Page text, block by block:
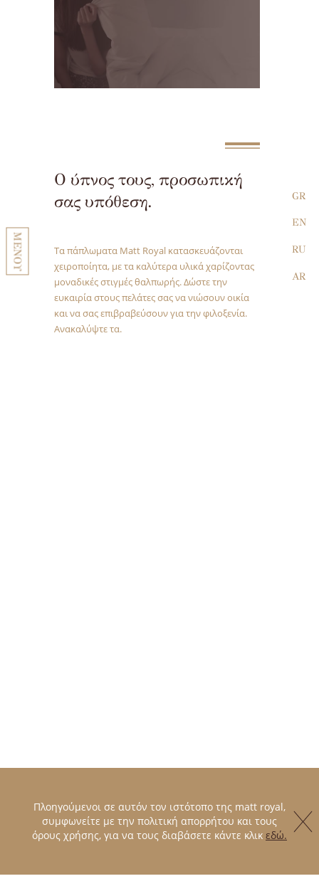
ΜΕΝΟΥ
GR
EN
RU
AR
Ο ύπνος τους, προσωπική
σας υπόθεση.
Τα πάπλωματα Matt Royal κατασκευάζονται
χειροποίητα, με τα καλύτερα υλικά χαρίζοντας
μοναδικές στιγμές θαλπωρής. Δώστε την
ευκαιρία στους πελάτες σας να νιώσουν οικία
και να σας επιβραβεύσουν για την φιλοξενία.
Ανακαλύψτε τα.
Πλοηγούμενοι σε αυτόν τον ιστότοπο της matt royal,
συμφωνείτε με την πολιτική απορρήτου και τους
όρους χρήσης, για να τους διαβάσετε κάντε κλικ εδώ.